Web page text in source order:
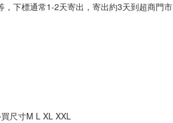
，下標通常1-2天寄出，寄出約3天到超商門市
尺寸M L XL XXL